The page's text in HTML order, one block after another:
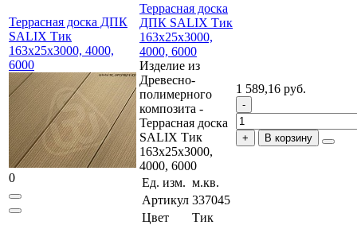
Террасная доска ДПК
SALIX Тик
163x25x3000, 4000,
6000
0
Террасная доска
ДПК SALIX Тик
163x25x3000,
4000, 6000
Изделие из
Древесно-
полимерного
композита -
Террасная доска
SALIX Тик
163x25x3000,
4000, 6000
Ед. изм. м.кв.
Артикул 337045
Цвет
Тик
1 589,16 руб.
В корзину